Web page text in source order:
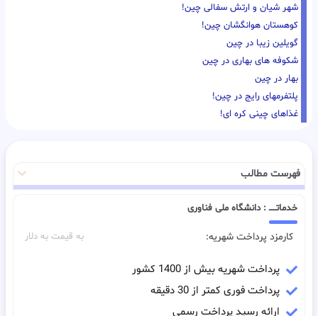
شهر شیان و ارتش سفالی چین!
کوهستان هوانگشان چین!
گویلین زیبا در چین
شکوفه های بهاری در چین
بهار در چین
پلتفرمهای رایج در چین!
غذاهای چینی کره ای!
فهرست مطالب
خدماتـــــ : دانشگاه ملی فناوری
کارمزد پرداخت شهریه: به قیمت به دلار
پرداخت شهریه بیش از 1400 کشور
پرداخت فوری کمتر از 30 دقیقه
ارائه رسید پرداخت رسمی